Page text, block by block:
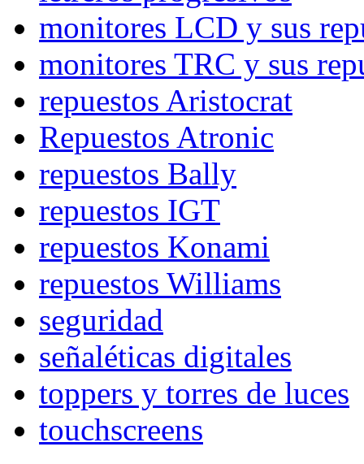
monitores LCD y sus
monitores TRC y sus
repuestos Aristocrat
Repuestos Atronic
repuestos Bally
repuestos IGT
repuestos Konami
repuestos Williams
seguridad
señaléticas digitales
toppers y torres de luces
touchscreens